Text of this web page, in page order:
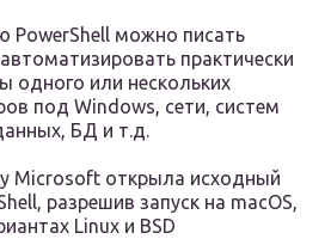
PowerShell можно писать
практически
одного или нескольких
под Windows, сети, систем
БД и т.д.
Microsoft открыла исходный
разрешив запуск на macOS,
Linux и BSD